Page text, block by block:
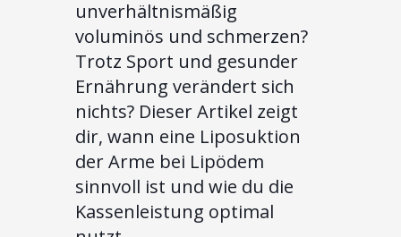
unverhältnismäßig
voluminös und schmerzen?
Trotz Sport und gesunder
Ernährung verändert sich
nichts? Dieser Artikel zeigt
dir, wann eine Liposuktion
der Arme bei Lipödem
sinnvoll ist und wie du die
Kassenleistung optimal